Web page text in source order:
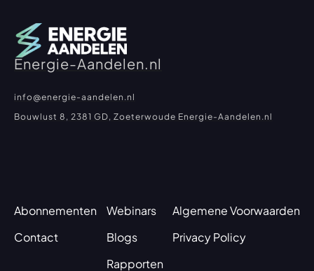
Energie-Aandelen.nl
info@energie-aandelen.nl
Bouwlust 8, 2381 GD, Zoeterwoude Energie-Aandelen.nl
Abonnementen
Contact
Webinars
Blogs
Rapporten
Algemene Voorwaarden
Privacy Policy